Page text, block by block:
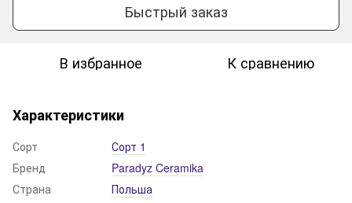
Быстрый заказ
В избранное К сравнению
Характеристики
Сорт
Сорт 1
Бренд
Paradyz Ceramika
Страна
Польша